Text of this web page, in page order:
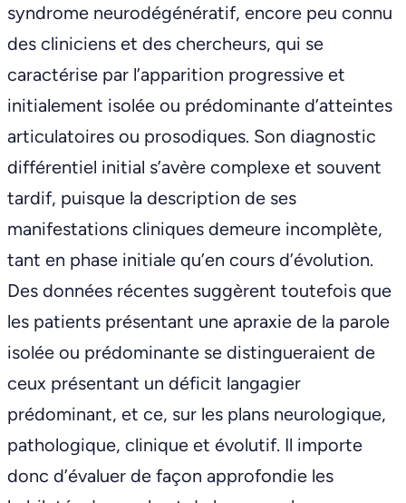
syndrome neurodégénératif, encore peu connu
des cliniciens et des chercheurs, qui se
caractérise par l’apparition progressive et
initialement isolée ou prédominante d’atteintes
articulatoires ou prosodiques. Son diagnostic
différentiel initial s’avère complexe et souvent
tardif, puisque la description de ses
manifestations cliniques demeure incomplète,
tant en phase initiale qu’en cours d’évolution.
Des données récentes suggèrent toutefois que
les patients présentant une apraxie de la parole
isolée ou prédominante se distingueraient de
ceux présentant un déficit langagier
prédominant, et ce, sur les plans neurologique,
pathologique, clinique et évolutif. Il importe
donc d’évaluer de façon approfondie les